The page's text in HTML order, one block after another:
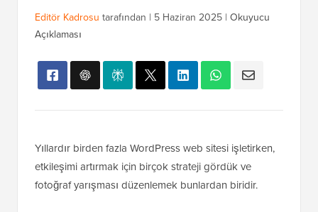
Editör Kadrosu tarafından | 5 Haziran 2025 | Okuyucu
Açıklaması
Yıllardır birden fazla WordPress web sitesi işletirken,
etkileşimi artırmak için birçok strateji gördük ve
fotoğraf yarışması düzenlemek bunlardan biridir.